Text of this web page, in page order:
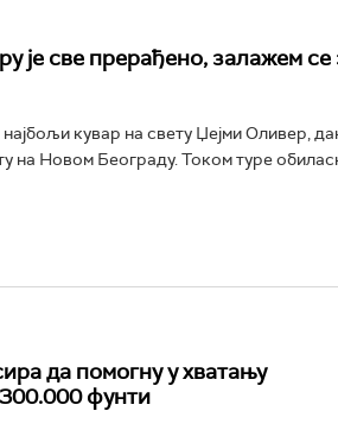
је све прерађено, залажем се
кувар на свету Џејми Оливер,
на Новом Београду. Током туре
да помогну у хватању
фунти